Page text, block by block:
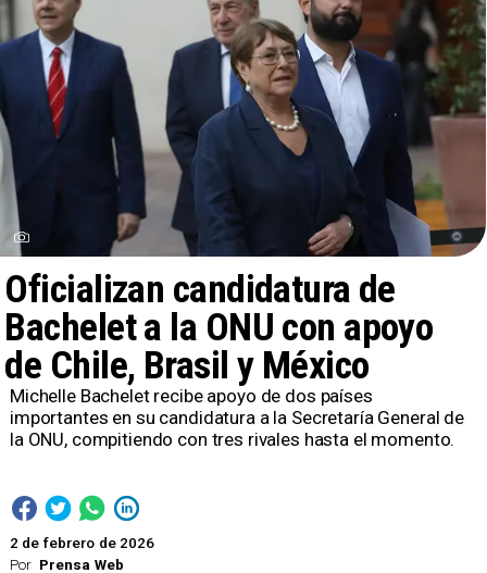
Por Prensa Web
Oficializan candidatura de
Bachelet a la ONU con apoyo
de Chile, Brasil y México
2 de febrero de 2026
Michelle Bachelet recibe apoyo de dos países
importantes en su candidatura a la Secretaría General de
la ONU, compitiendo con tres rivales hasta el momento.